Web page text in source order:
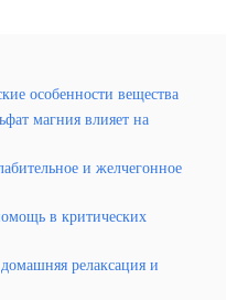
особенности вещества
магния влияет на
и желчегонное
в критических
релаксация и